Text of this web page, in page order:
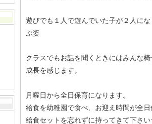
遊びでも１人で遊んでいた子が２人に
ぶ姿
クラスでもお話を聞くときにはみんな
成長を感じます。
月曜日から全日保育になります。
給食を幼稚園で食べ、お迎え時間が全
給食セットを忘れずに持ってきて下さ